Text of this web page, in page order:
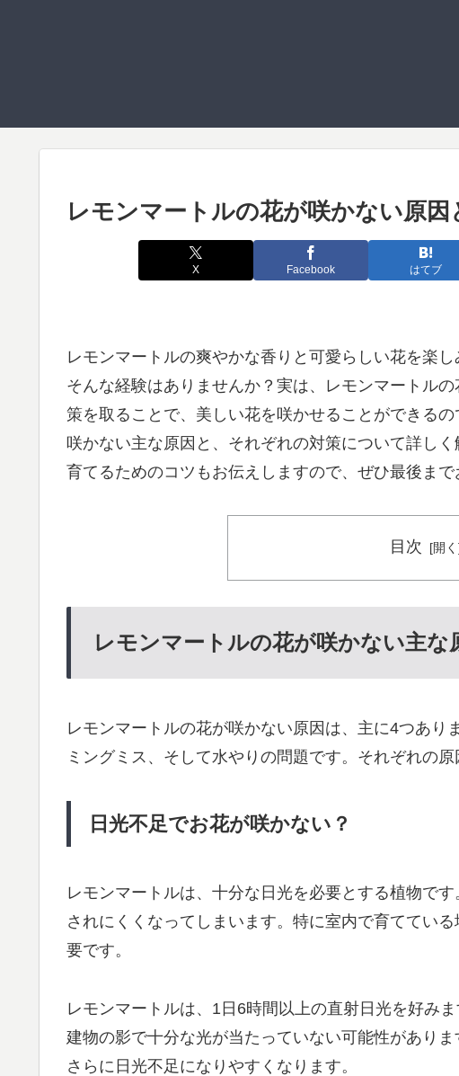
レモンマートルの花が咲かない原
X Facebook はてブ
レモンマートルの爽やかな香りと可愛らしい花を楽
そんな経験はありませんか？実は、レモンマートル
策を取ることで、美しい花を咲かせることができる
咲かない主な原因と、それぞれの対策について詳し
育てるためのコツもお伝えしますので、ぜひ最後まで
目次
レモンマートルの花が咲かない主な
レモンマートルの花が咲かない原因は、主に4つあり
ミングミス、そして水やりの問題です。それぞれの
日光不足でお花が咲かない？
レモンマートルは、十分な日光を必要とする植物で
されにくくなってしまいます。特に室内で育ててい
要です。
レモンマートルは、1日6時間以上の直射日光を好み
建物の影で十分な光が当たっていない可能性があり
さらに日光不足になりやすくなります。